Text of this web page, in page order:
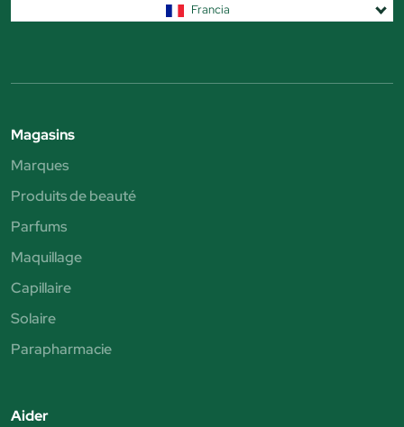
Francia
Magasins
Marques
Produits de beauté
Parfums
Maquillage
Capillaire
Solaire
Parapharmacie
Aider